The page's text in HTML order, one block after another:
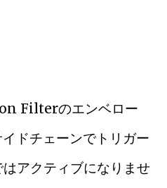
Filterのエンベロー
ドチェーンでトリガー
アクティブになりませ